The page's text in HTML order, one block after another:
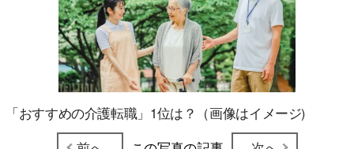
「おすすめの介護転職」1位は？（画像はイメージ)